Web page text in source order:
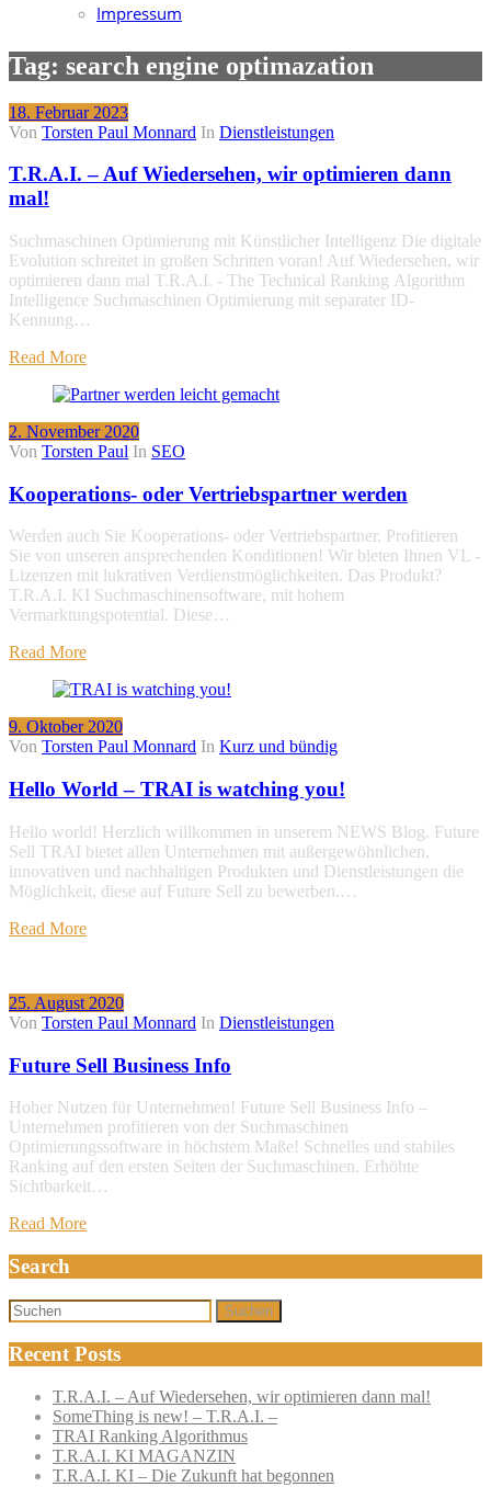
Impressum
Tag: search engine optimazation
18. Februar 2023
Von Torsten Paul Monnard In Dienstleistungen
T.R.A.I. – Auf Wiedersehen, wir optimieren dann
mal!
Suchmaschinen Optimierung mit Künstlicher Intelligenz Die digitale
Evolution schreitet in großen Schritten voran! Auf Wiedersehen, wir
optimieren dann mal T.R.A.I. - The Technical Ranking Algorithm
Intelligence Suchmaschinen Optimierung mit separater ID-
Kennung…
Read More
2. November 2020
Von Torsten Paul In SEO
Kooperations- oder Vertriebspartner werden
Werden auch Sie Kooperations- oder Vertriebspartner. Profitieren
Sie von unseren ansprechenden Konditionen! Wir bieten Ihnen VL -
Lizenzen mit lukrativen Verdienstmöglichkeiten. Das Produkt?
T.R.A.I. KI Suchmaschinensoftware, mit hohem
Vermarktungspotential. Diese…
Read More
9. Oktober 2020
Von Torsten Paul Monnard In Kurz und bündig
Hello World – TRAI is watching you!
Hello world! Herzlich willkommen in unserem NEWS Blog. Future
Sell TRAI bietet allen Unternehmen mit außergewöhnlichen,
innovativen und nachhaltigen Produkten und Dienstleistungen die
Möglichkeit, diese auf Future Sell zu bewerben.…
Read More
25. August 2020
Von Torsten Paul Monnard In Dienstleistungen
Future Sell Business Info
Hoher Nutzen für Unternehmen! Future Sell Business Info –
Unternehmen profitieren von der Suchmaschinen
Optimierungssoftware in höchstem Maße! Schnelles und stabiles
Ranking auf den ersten Seiten der Suchmaschinen. Erhöhte
Sichtbarkeit…
Read More
Search
Suchen
Recent Posts
T.R.A.I. – Auf Wiedersehen, wir optimieren dann mal!
SomeThing is new! – T.R.A.I. –
TRAI Ranking Algorithmus
T.R.A.I. KI MAGANZIN
T.R.A.I. KI – Die Zukunft hat begonnen